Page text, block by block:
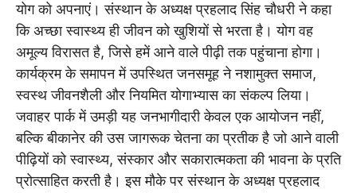
योग को अपनाएं। संस्थान के अध्यक्ष प्रहलाद सिंह चौधरी ने कहा
कि अच्छा स्वास्थ्य ही जीवन को खुशियों से भरता है। योग वह
अमूल्य विरासत है, जिसे हमें आने वाले पीढ़ी तक पहुंचाना होगा।
कार्यक्रम के समापन में उपस्थित जनसमूह ने नशामुक्त समाज,
स्वस्थ जीवनशैली और नियमित योगाभ्यास का संकल्प लिया।
जवाहर पार्क में उमड़ी यह जनभागीदारी केवल एक आयोजन नहीं,
बल्कि बीकानेर की उस जागरूक चेतना का प्रतीक है जो आने वाली
पीढ़ियों को स्वास्थ्य, संस्कार और सकारात्मकता की भावना के प्रति
प्रोत्साहित करती है। इस मौके पर संस्थान के अध्यक्ष प्रहलाद